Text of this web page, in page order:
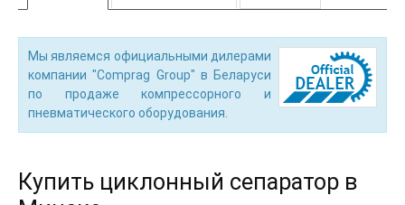
Мы являемся официальными дилерами
компании "Comprag Group" в Беларуси
по продаже компрессорного и
пневматического оборудования.
Купить циклонный сепаратор в